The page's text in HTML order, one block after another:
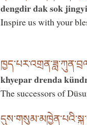
dengdir dak sok
Inspire us with your
khyepar drenda
The successors of